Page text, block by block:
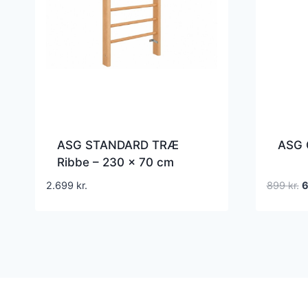
ASG STANDARD TRÆ
Ribbe – 230 x 70 cm
2.699 kr.
ASG
899kr.